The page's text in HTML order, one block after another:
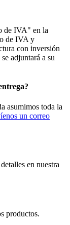
de IVA" en la
de IVA y
con inversión
adjuntará a su
asumimos toda la
un correo
en nuestra
productos.